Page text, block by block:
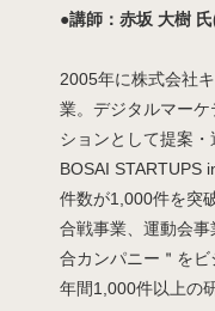
●講師：赤坂 大樹
2005年に株式会社
業。デジタルマー
ションとして提案
BOSAI STARTUPS
件数が1,000件を突破
合戦事業、運動会
合カンパニー＂を
年間1,000件以上の